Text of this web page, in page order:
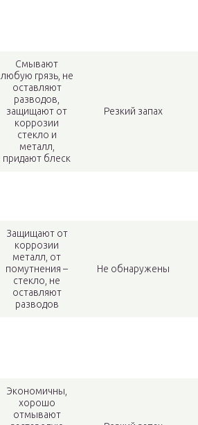
Смывают
любую грязь, не
оставляют
разводов,
защищают от
коррозии
стекло и
металл,
придают блеск
Резкий запах
Защищают от
коррозии
металл, от
помутнения –
стекло, не
оставляют
разводов
Не обнаружены
Экономичны,
хорошо
отмывают